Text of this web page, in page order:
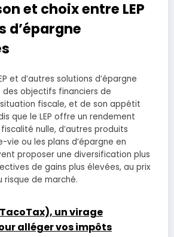
et choix entre LEP
d’épargne
et d’autres solutions d’épargne
objectifs financiers de
fiscale, et de son appétit
que le LEP offre un rendement
nulle, d’autres produits
vie ou les plans d’épargne en
proposer une diversification plus
de gains plus élevées, au prix
risque de marché.
un virage
alléger vos impôts